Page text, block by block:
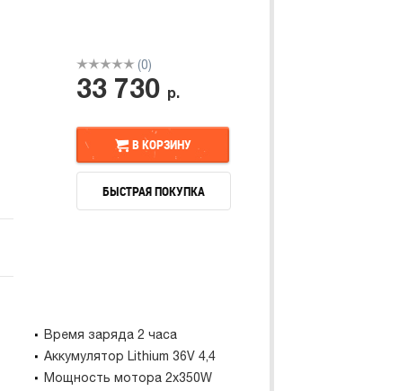
(0)
33 730 р.
В КОРЗИНУ
В КОРЗИНУ
БЫСТРАЯ ПОКУПКА
Время заряда 2 часа
Аккумулятор Lithium 36V 4,4
Мощность мотора 2x350W